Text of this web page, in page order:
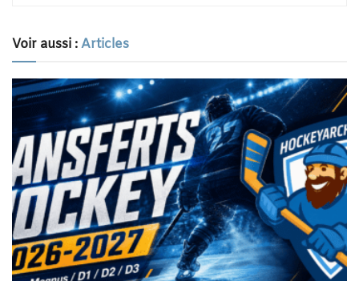
Voir aussi :Articles